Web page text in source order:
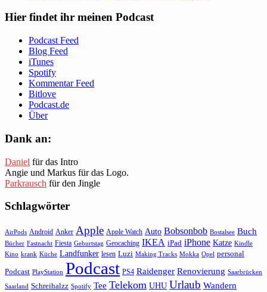
Hier findet ihr meinen Podcast
Podcast Feed
Blog Feed
iTunes
Spotify
Kommentar Feed
Bitlove
Podcast.de
Über
Dank an:
Daniel für das Intro
Angie und Markus für das Logo.
Parkrausch für den Jingle
Schlagwörter
AirPods Android Anker Apple Apple Watch Auto Bobsonbob Bostalsee Buch
Bücher Fastnacht Fiesta Geburtstag Geocaching IKEA iPad iPhone Katze Kindle
Kino krank Küche Landfunker lesen Luzi Making Tracks Mokka Opel personal
Podcast PlayStation Podcast PS4 Raidenger Renovierung Saarbrücken
Saarland Schreihalzz Spotify Tee Telekom UHU Urlaub Wandern